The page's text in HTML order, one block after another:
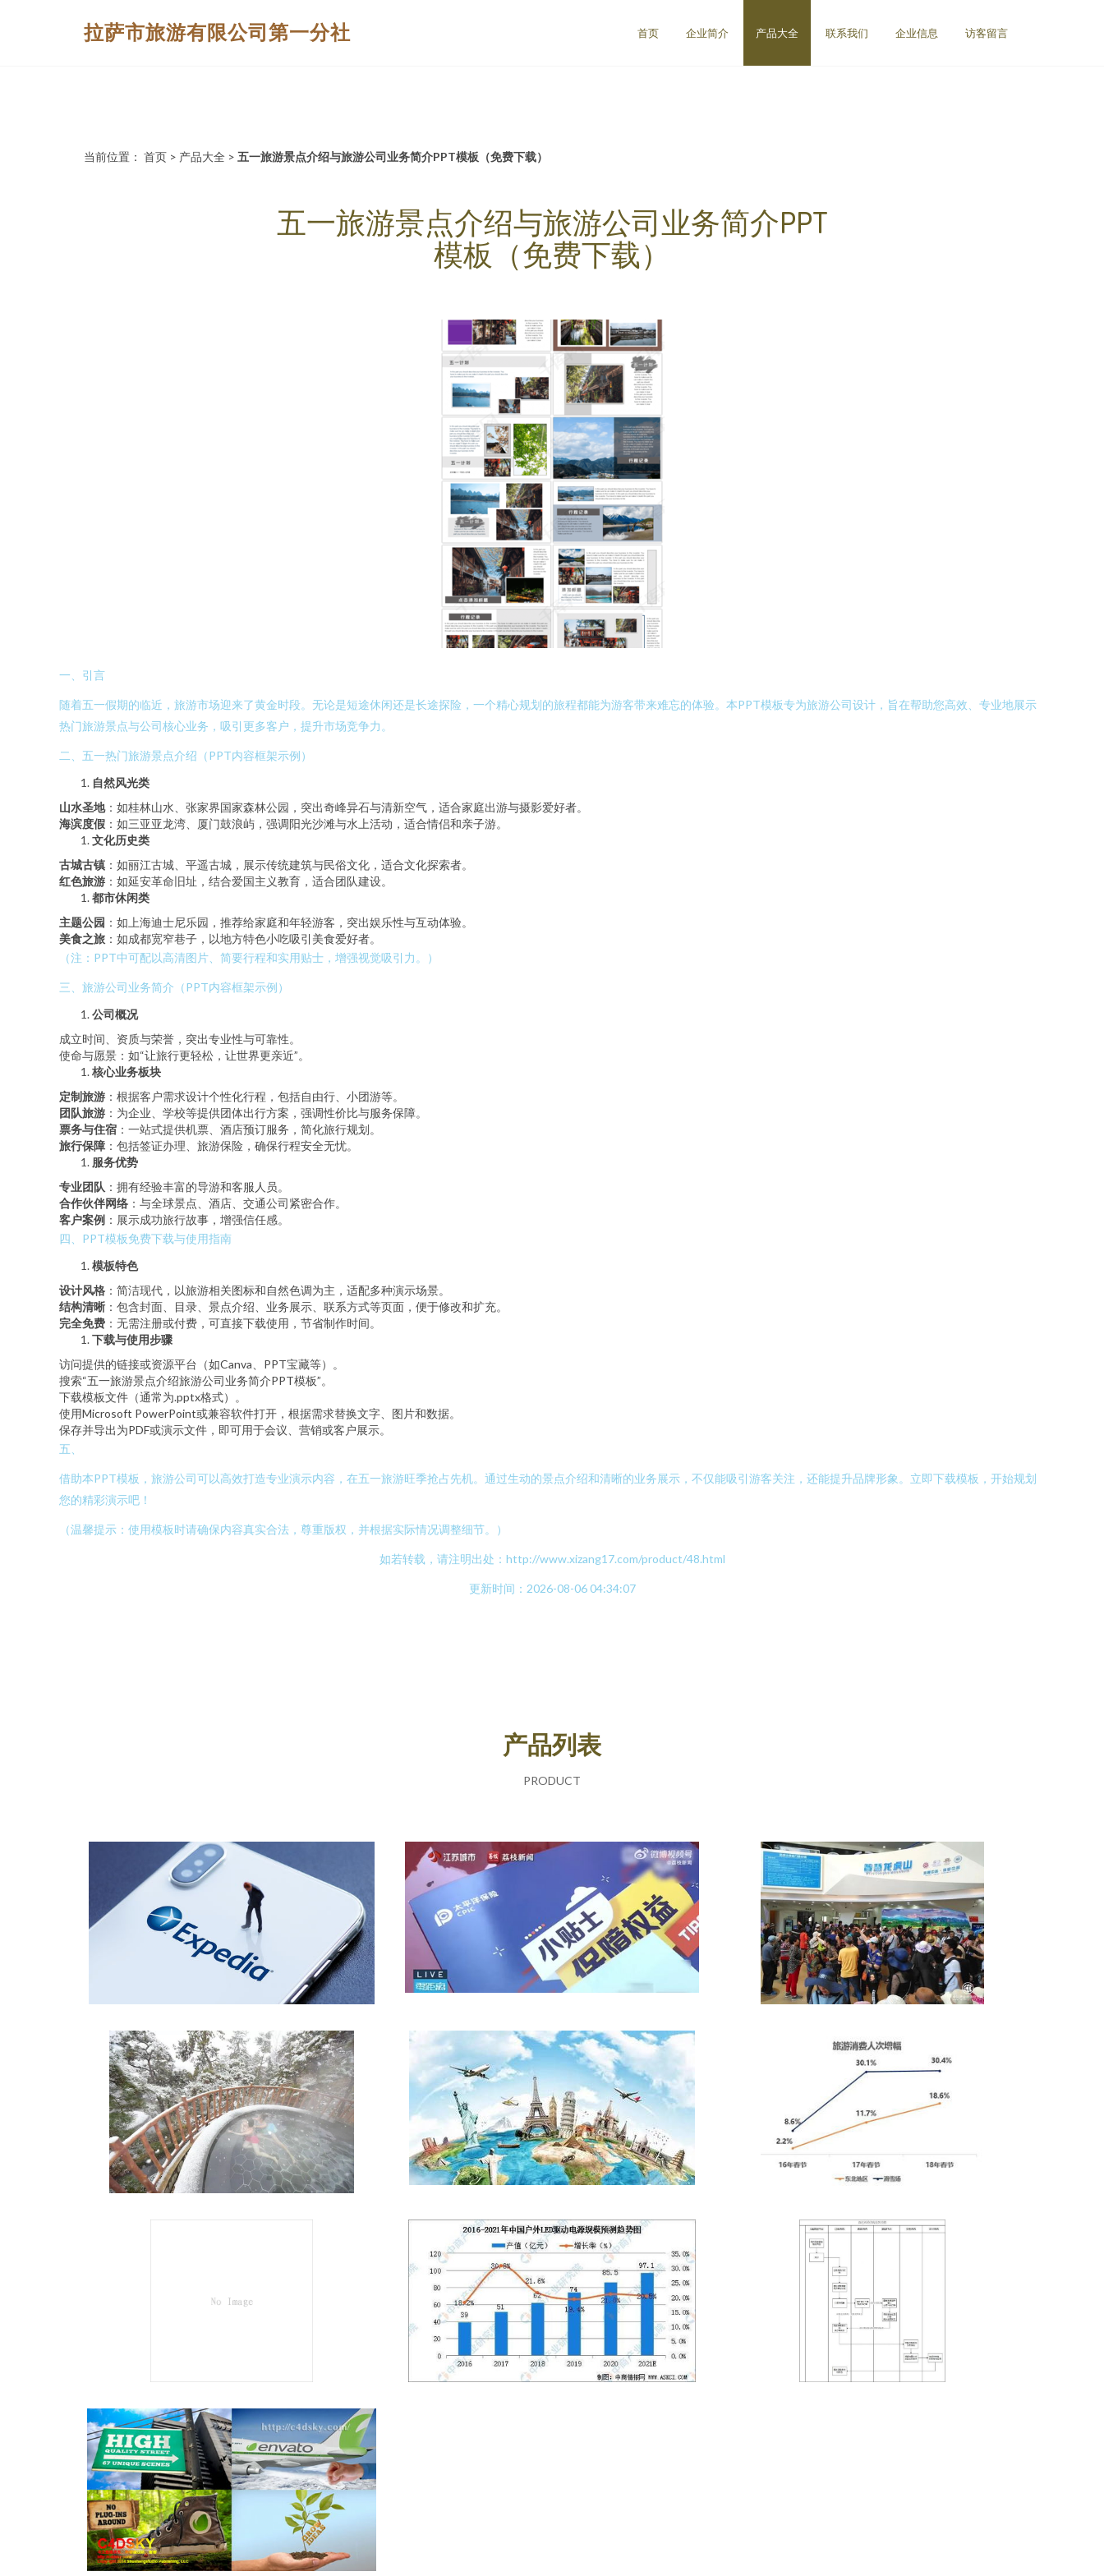
拉萨市旅游有限公司第一分社 首页 企业简介 产品大全 联系我们 企业信息 访客留言
当前位置： 首页 > 产品大全 > 五一旅游景点介绍与旅游公司业务简介PPT模板（免费下载）
五一旅游景点介绍与旅游公司业务简介PPT
模板（免费下载）
一、引言
随着五一假期的临近，旅游市场迎来了黄金时段。无论是短途休闲还是长途探险，一个精心规划的旅程都能为游客带来难忘的体验。本PPT模板专为旅游公司设计，旨在帮助您高效、专业地展示
热门旅游景点与公司核心业务，吸引更多客户，提升市场竞争力。
二、五一热门旅游景点介绍（PPT内容框架示例）
自然风光类
山水圣地：如桂林山水、张家界国家森林公园，突出奇峰异石与清新空气，适合家庭出游与摄影爱好者。
海滨度假 ：如三亚亚龙湾、厦门鼓浪屿，强调阳光沙滩与水上活动，适合情侣和亲子游。
文化历史类
古城古镇 ：如丽江古城、平遥古城，展示传统建筑与民俗文化，适合文化探索者。
红色旅游 ：如延安革命旧址，结合爱国主义教育，适合团队建设。
都市休闲类
主题公园 ：如上海迪士尼乐园，推荐给家庭和年轻游客，突出娱乐性与互动体验。
美食之旅 ：如成都宽窄巷子，以地方特色小吃吸引美食爱好者。
（注：PPT中可配以高清图片、简要行程和实用贴士，增强视觉吸引力。）
三、旅游公司业务简介（PPT内容框架示例）
公司概况
成立时间、资质与荣誉，突出专业性与可靠性。
使命与愿景：如“让旅行更轻松，让世界更亲近”。
核心业务板块
定制旅游 ：根据客户需求设计个性化行程，包括自由行、小团游等。
团队旅游 ：为企业、学校等提供团体出行方案，强调性价比与服务保障。
票务与住宿 ：一站式提供机票、酒店预订服务，简化旅行规划。
旅行保障 ：包括签证办理、旅游保险，确保行程安全无忧。
服务优势
专业团队 ：拥有经验丰富的导游和客服人员。
合作伙伴网络 ：与全球景点、酒店、交通公司紧密合作。
客户案例 ：展示成功旅行故事，增强信任感。
四、PPT模板免费下载与使用指南
模板特色
设计风格 ：简洁现代，以旅游相关图标和自然色调为主，适配多种演示场景。
结构清晰 ：包含封面、目录、景点介绍、业务展示、联系方式等页面，便于修改和扩充。
完全免费 ：无需注册或付费，可直接下载使用，节省制作时间。
下载与使用步骤
访问提供的链接或资源平台（如Canva、PPT宝藏等）。
搜索“五一旅游景点介绍旅游公司业务简介PPT模板”。
下载模板文件（通常为.pptx格式）。
使用Microsoft PowerPoint或兼容软件打开，根据需求替换文字、图片和数据。
保存并导出为PDF或演示文件，即可用于会议、营销或客户展示。
五、
借助本PPT模板，旅游公司可以高效打造专业演示内容，在五一旅游旺季抢占先机。通过生动的景点介绍和清晰的业务展示，不仅能吸引游客关注，还能提升品牌形象。立即下载模板，开始规划
您的精彩演示吧！
（温馨提示：使用模板时请确保内容真实合法，尊重版权，并根据实际情况调整细节。）
如若转载，请注明出处：http://www.xizang17.com/product/48.html
更新时间：2026-08-06 04:34:07
产品列表
PRODUCT